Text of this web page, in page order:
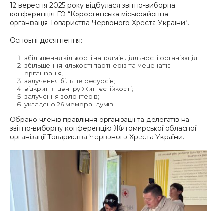
12 вересня 2025 року відбулася звітно-виборна
конференція ГО “Коростенська міськрайонна
організація Товариства Червоного Хреста України”.
Основні досягнення:
збільшення кількості напрямів діяльності організація;
збільшення кількості партнерів та меценатів
організація,
залучення більше ресурсів;
відкриття центру Життєстійкості;
залучення волонтерів;
укладено 26 меморандумів.
Обрано членів правління організації та делегатів на
звітно-виборну конференцію Житомирської обласної
організації Товариства Червоного Хреста України.